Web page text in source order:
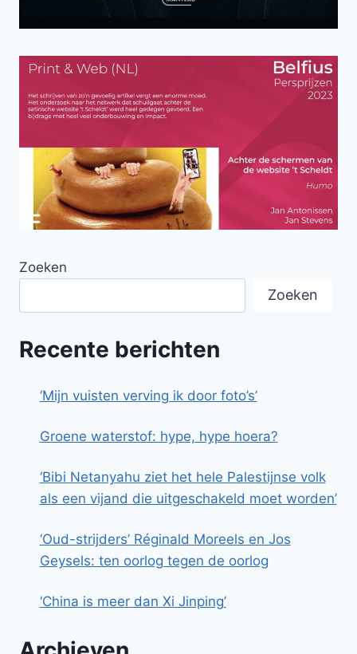
Zoeken
Zoeken
Recente berichten
‘Mijn vuisten verving ik door foto’s’
Groene waterstof: hype, hype hoera?
‘Bibi Netanyahu ziet het hele Palestijnse volk
als een vijand die uitgeschakeld moet worden’
‘Oud-strijders’ Réginald Moreels en Jos
Geysels: ten oorlog tegen de oorlog
‘China is meer dan Xi Jinping’